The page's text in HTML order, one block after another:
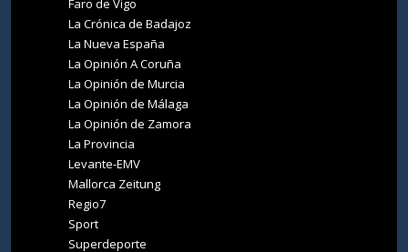
Faro de Vigo
La Crónica de Badajoz
La Nueva España
La Opinión A Coruña
La Opinión de Murcia
La Opinión de Málaga
La Opinión de Zamora
La Provincia
Levante-EMV
Mallorca Zeitung
Regio7
Sport
Superdeporte